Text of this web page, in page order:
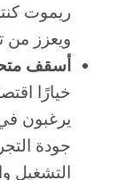
ريموت
ويعزز من
أسقف
خيارًا
يرغبون في
جودة
التشغيل